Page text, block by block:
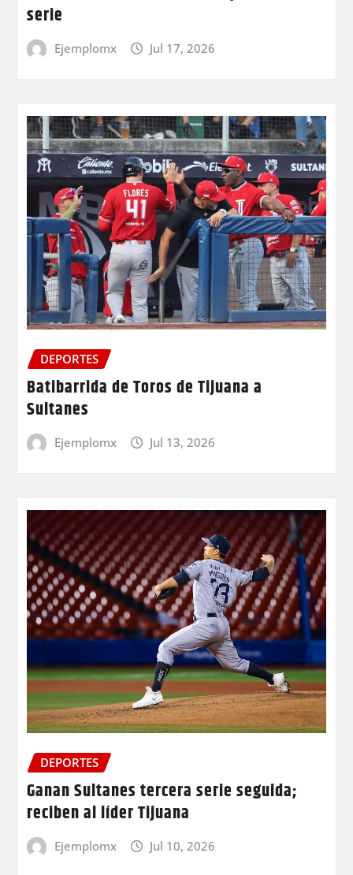
serie
Ejemplomx Jul 17, 2026
DEPORTES
Batibarrida de Toros de Tijuana a
Sultanes
Ejemplomx Jul 13, 2026
DEPORTES
Ganan Sultanes tercera serie seguida;
reciben al líder Tijuana
Ejemplomx Jul 10, 2026